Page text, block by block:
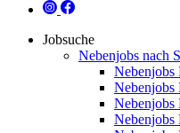
Jobsuche
Nebenjobs nach
Nebenjobs
Nebenjobs
Nebenjobs
Nebenjobs